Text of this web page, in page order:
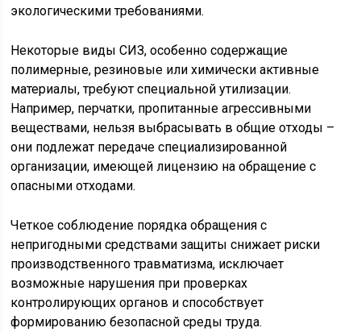
экологическими требованиями.
Некоторые виды СИЗ, особенно содержащие
полимерные, резиновые или химически активные
материалы, требуют специальной утилизации.
Например, перчатки, пропитанные агрессивными
веществами, нельзя выбрасывать в общие отходы –
они подлежат передаче специализированной
организации, имеющей лицензию на обращение с
опасными отходами.
Четкое соблюдение порядка обращения с
непригодными средствами защиты снижает риски
производственного травматизма, исключает
возможные нарушения при проверках
контролирующих органов и способствует
формированию безопасной среды труда.